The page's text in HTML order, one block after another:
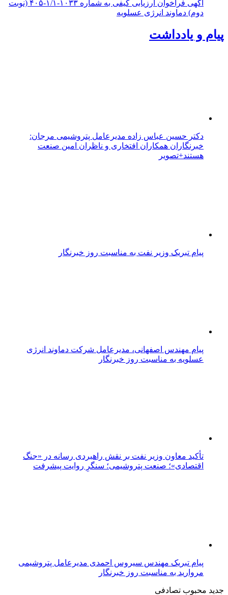
آگهی فراخوان ارزیابی کیفی به شماره ۱۰۳۳-۱/۱-۴۰۵ (نوبت
دوم) دماوند انرژی عسلویه
پیام و یادداشت
دکتر حسین عباس زاده مدیرعامل پتروشیمی مرجان:
خبرنگاران همکاران افتخاری و ناظران امین صنعت
هستند+تصویر
پیام تبریک وزیر نفت به مناسبت روز خبرنگار
پیام مهندس اصفهانی، مدیرعامل شرکت دماوند انرژی
عسلویه به مناسبت روز خبرنگار
تأکید معاون وزیر نفت بر نقش راهبردی رسانه در «جنگ
اقتصادی»؛ صنعت پتروشیمی؛ سنگرِ روایت پیشرفت
پیام تبریک مهندس سیروس احمدی مدیرعامل پتروشیمی
مروارید به مناسبت روز خبرنگار
جدید محبوب تصادفی